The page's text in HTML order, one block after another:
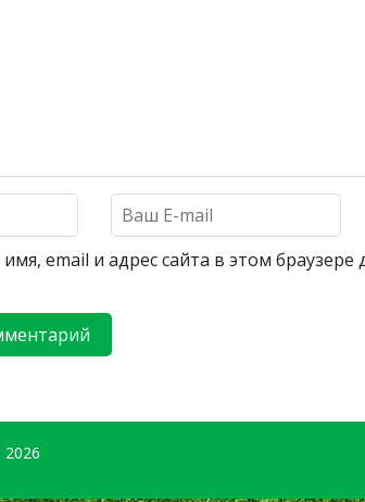
email и адрес сайта в этом